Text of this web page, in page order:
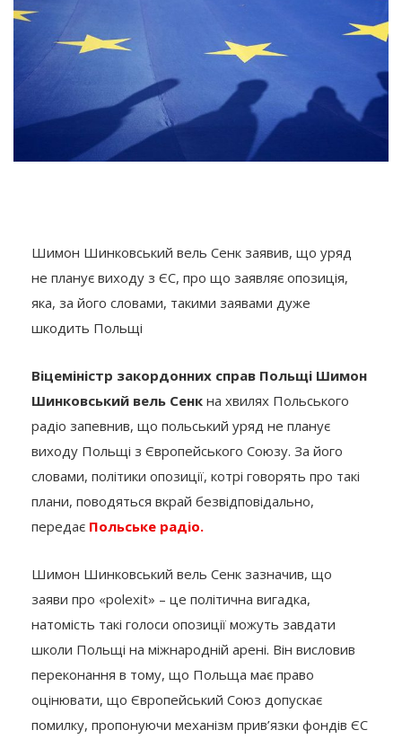
Шимон Шинковський вель Сенк заявив, що уряд
не планує виходу з ЄС, про що заявляє опозиція,
яка, за його словами, такими заявами дуже
шкодить Польщі
Віцеміністр закордонних справ Польщі Шимон
Шинковський вель Сенк на хвилях Польського
радіо запевнив, що польський уряд не планує
виходу Польщі з Європейського Союзу. За його
словами, політики опозиції, котрі говорять про такі
плани, поводяться вкрай безвідповідально,
передає Польське радіо.
Шимон Шинковський вель Сенк зазначив, що
заяви про «polexit» – це політична вигадка,
натомість такі голоси опозиції можуть завдати
школи Польщі на міжнародній арені. Він висловив
переконання в тому, що Польща має право
оцінювати, що Європейський Союз допускає
помилку, пропонуючи механізм прив’язки фондів ЄС